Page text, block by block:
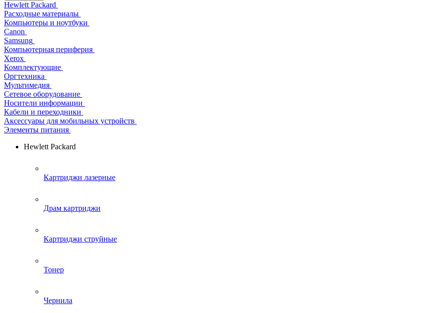
Hewlett Packard
Расходные материалы
Компьютеры и ноутбуки
Canon
Samsung
Компьютерная периферия
Xerox
Комплектующие
Оргтехника
Мультимедия
Сетевое оборудование
Носители информации
Кабели и переходники
Аксессуары для мобильных устройств
Элементы питания
Hewlett Packard
Картриджи лазерные
Драм картриджи
Картриджи струйные
Тонер
Чернила